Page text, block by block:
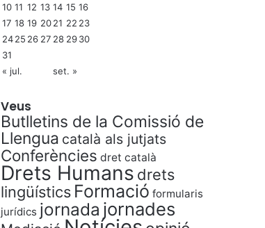
10 11 12 13 14 15 16
17 18 19 2021 22 23
2425 26 27 28 2930
31
« jul.
set. »
Veus
Butlletins de la Comissió de
Llengua català als jutjats
Conferències dret català
Drets Humans drets
lingüístics Formació formularis
jurídics jornada jornades